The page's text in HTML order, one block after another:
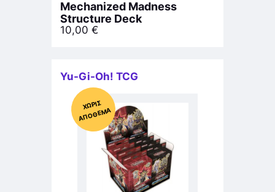
Mechanized Madness
Structure Deck
10,00 €
Yu-Gi-Oh! TCG
Χ
ΩΡΊΣ
Α
Π
Ό
ΘΕ
ΜΑ